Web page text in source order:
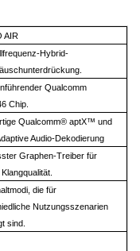
AIR
Hybrid-
Qualcomm
Chip.
Qualcomm® aptX™ und
Audio-Dekodierung
Graphen-Treiber für
die für
Nutzungsszenarien
sind.